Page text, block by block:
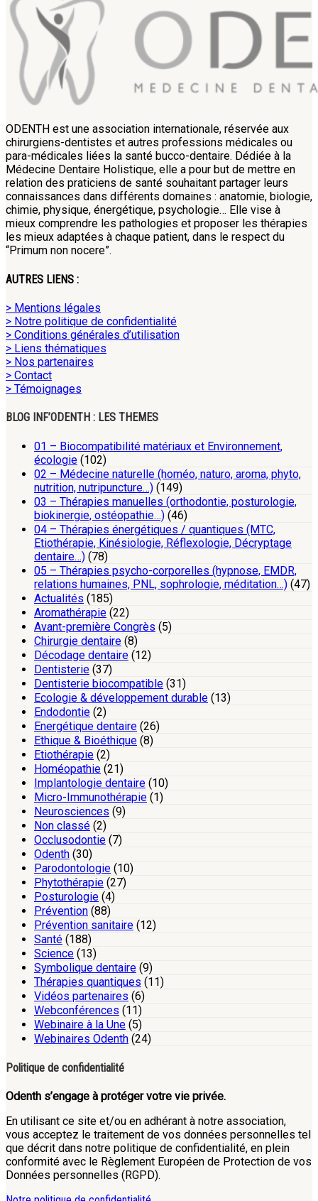
ODENTH est une association internationale, réservée aux
chirurgiens-dentistes et autres professions médicales ou
para-médicales liées la santé bucco-dentaire. Dédiée à la
Médecine Dentaire Holistique, elle a pour but de mettre en
relation des praticiens de santé souhaitant partager leurs
connaissances dans différents domaines : anatomie, biologie,
chimie, physique, énergétique, psychologie… Elle vise à
mieux comprendre les pathologies et proposer les thérapies
les mieux adaptées à chaque patient, dans le respect du
“Primum non nocere”.
AUTRES LIENS :
> Mentions légales
> Notre politique de confidentialité
> Conditions générales d’utilisation
> Liens thématiques
> Nos partenaires
> Contact
> Témoignages
BLOG INF’ODENTH : LES THEMES
01 – Biocompatibilité matériaux et Environnement,
écologie (102)
02 – Médecine naturelle (homéo, naturo, aroma, phyto,
nutrition, nutripuncture…) (149)
03 – Thérapies manuelles (orthodontie, posturologie,
biokinergie, ostéopathie…) (46)
04 – Thérapies énergétiques / quantiques (MTC,
Etiothérapie, Kinésiologie, Réflexologie, Décryptage
dentaire…) (78)
05 – Thérapies psycho-corporelles (hypnose, EMDR,
relations humaines, PNL, sophrologie, méditation…) (47)
Actualités (185)
Aromathérapie (22)
Avant-première Congrès (5)
Chirurgie dentaire (8)
Décodage dentaire (12)
Dentisterie (37)
Dentisterie biocompatible (31)
Ecologie & développement durable (13)
Endodontie (2)
Energétique dentaire (26)
Ethique & Bioéthique (8)
Etiothérapie (2)
Homéopathie (21)
Implantologie dentaire (10)
Micro-Immunothérapie (1)
Neurosciences (9)
Non classé (2)
Occlusodontie (7)
Odenth (30)
Parodontologie (10)
Phytothérapie (27)
Posturologie (4)
Prévention (88)
Prévention sanitaire (12)
Santé (188)
Science (13)
Symbolique dentaire (9)
Thérapies quantiques (11)
Vidéos partenaires (6)
Webconférences (11)
Webinaire à la Une (5)
Webinaires Odenth (24)
Politique de confidentialité
Odenth s’engage à protéger votre vie privée.
En utilisant ce site et/ou en adhérant à notre association,
vous acceptez le traitement de vos données personnelles tel
que décrit dans notre politique de confidentialité, en plein
conformité avec le Règlement Européen de Protection de vos
Données personnelles (RGPD).